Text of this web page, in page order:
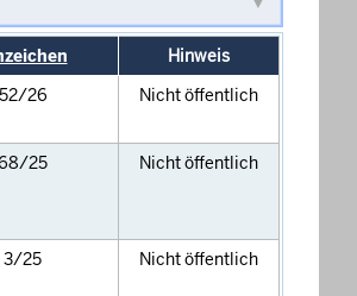
Hinweis
26 Nicht öffentlich
25 Nicht öffentlich
3/25 Nicht öffentlich